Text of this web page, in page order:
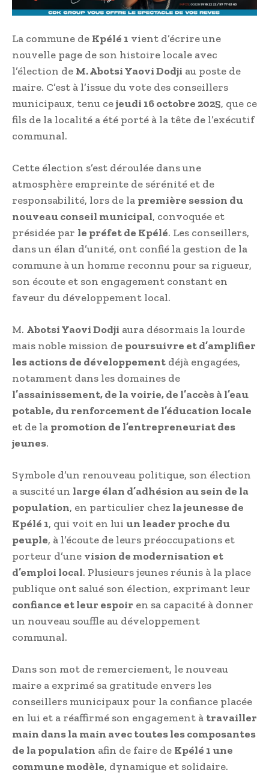
La commune de Kpélé 1 vient d’écrire une
nouvelle page de son histoire locale avec
l’élection de M. Abotsi Yaovi Dodji au poste de
maire. C’est à l’issue du vote des conseillers
municipaux, tenu cejeudi 16 octobre 2025, que ce
fils de la localité a été porté à la tête de l’exécutif
communal.
Cette élection s’est déroulée dans une
atmosphère empreinte de sérénité et de
responsabilité, lors de la première session du
nouveau conseil municipal, convoquée et
présidée par le préfet de Kpélé. Les conseillers,
dans un élan d’unité, ont confié la gestion de la
commune à un homme reconnu pour sa rigueur,
son écoute et son engagement constant en
faveur du développement local.
M. Abotsi Yaovi Dodji aura désormais la lourde
mais noble mission de poursuivre et d’amplifier
les actions de développement déjà engagées,
notamment dans les domaines de
l’assainissement, de la voirie, de l’accès à l’eau
potable, du renforcement de l’éducation locale
et de la promotion de l’entrepreneuriat des
jeunes.
Symbole d’un renouveau politique, son élection
a suscité un large élan d’adhésion au sein de la
population, en particulier chez la jeunesse de
Kpélé 1, qui voit en lui un leader proche du
peuple, à l’écoute de leurs préoccupations et
porteur d’une vision de modernisation et
d’emploi local. Plusieurs jeunes réunis à la place
publique ont salué son élection, exprimant leur
confiance et leur espoir en sa capacité à donner
un nouveau souffle au développement
communal.
Dans son mot de remerciement, le nouveau
maire a exprimé sa gratitude envers les
conseillers municipaux pour la confiance placée
en lui et a réaffirmé son engagement à travailler
main dans la main avec toutes les composantes
de la population afin de faire de Kpélé 1 une
commune modèle, dynamique et solidaire.